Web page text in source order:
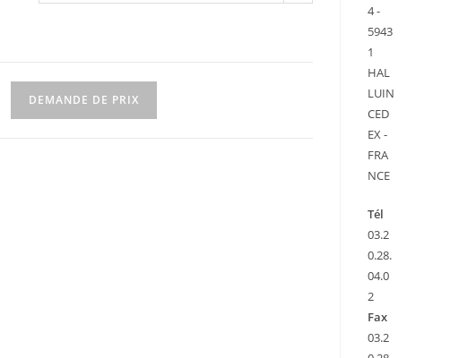
DEMANDE DE PRIX
4 -
5943
1
HAL
LUIN
CED
EX -
FRA
NCE
Tél
03.2
0.28.
04.0
2
Fax
03.2